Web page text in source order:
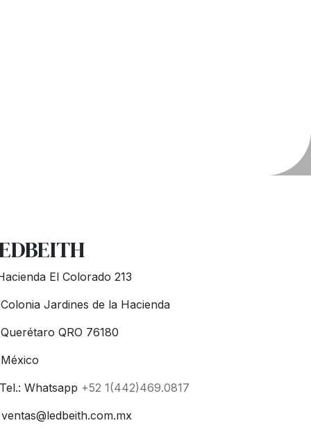
El Colorado 213
Jardines de la Hacienda
QRO 76180
Tel.: Whatsapp +52 1(442)469.0817
ventas@ledbeith.com.mx